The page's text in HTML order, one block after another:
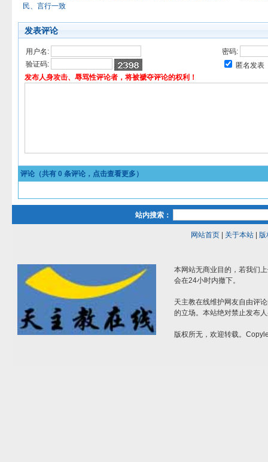
民、言行一致
发表评论
用户名:
密码:
验证码:
匿名发表
发布人身攻击、辱骂性评论者，将被褫夺评论的权利！
评论（共有 0 条评论，点击查看更多）
站内搜索：
网站首页| 关于本站| 版
本网站无商业目的，若我们
会在24小时内撤下。
天主教在线维护网友自由评
的立场。本站绝对禁止发布
版权所无，欢迎转载。